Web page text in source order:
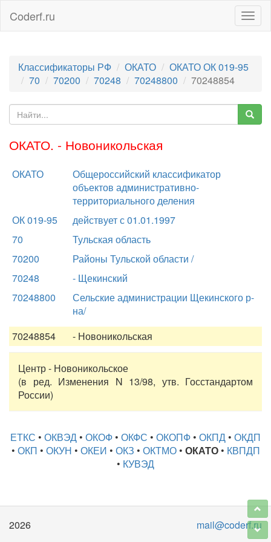
Coderf.ru
Классификаторы РФ ОКАТО
ОКАТО ОК 019-95
70
70200 70248 70248800 70248854
ОКАТО. - Новоникольская
ОКАТО
Общероссийский классификатор
объектов административно-
территориального деления
ОК 019-95
действует с 01.01.1997
70
Тульская область
70200
Районы Тульской области /
70248
- Щекинский
70248800
Сельские администрации Щекинского р-
на/
70248854
- Новоникольская
Центр - Новоникольское
(в ред. Изменения N 13/98, утв. Госстандартом
России)
ЕТКС • ОКВЭД • ОКОФ • ОКФС • ОКОПФ • ОКПД • ОКДП
• ОКП • ОКУН • ОКЕИ • ОКЗ • ОКТМО• ОКАТО• КВПДП
• КУВЭД
2026 mail@coderf.ru